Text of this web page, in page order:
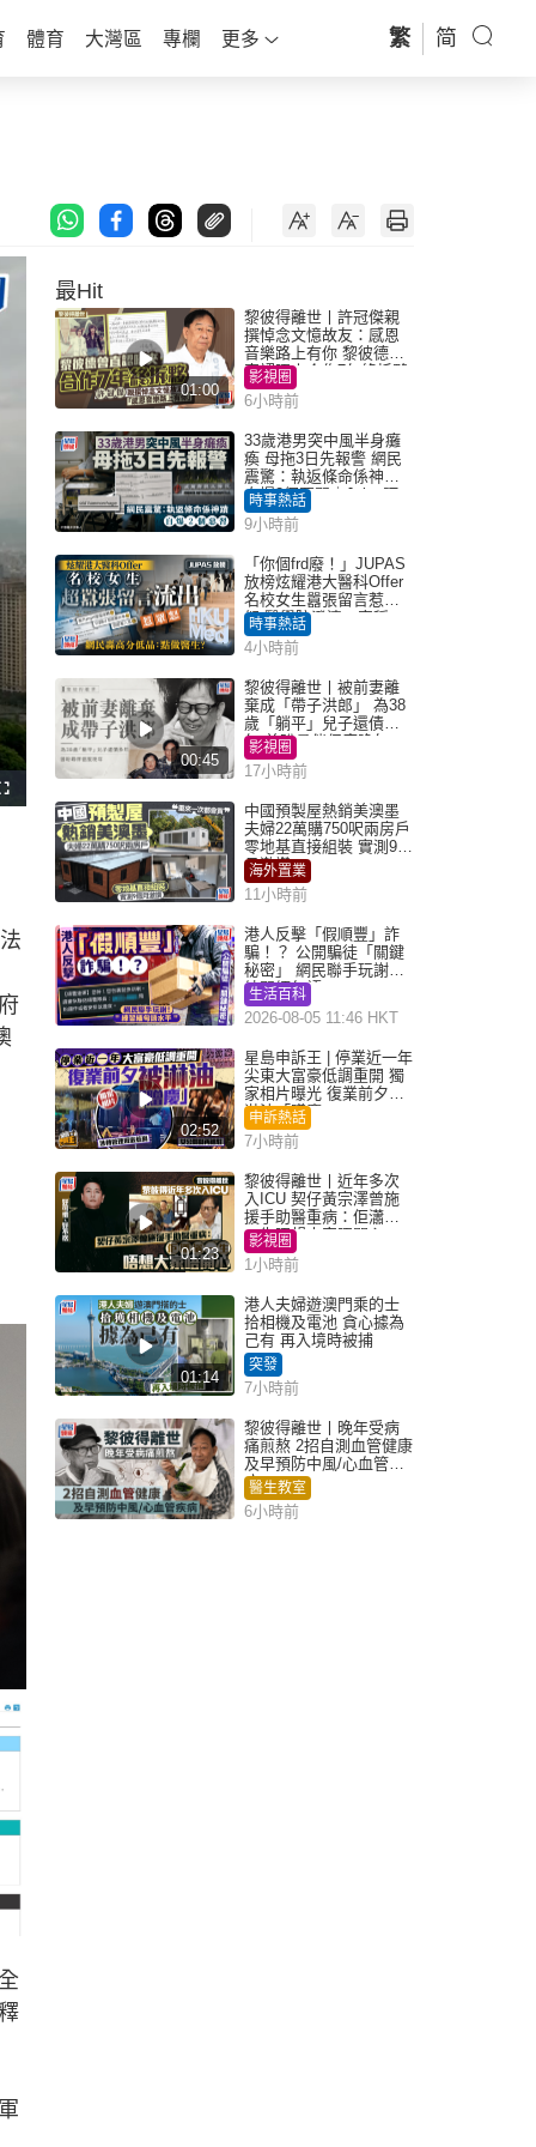
體育 大灣區 專欄 更多 繁 简
F
u
最Hit
01:00
黎彼得離世丨許冠傑親
撰悼念文憶故友：感恩
音樂路上有你 黎彼德曾
直認唔夾合作7年終拆夥
影視圈
6小時前
33歲港男突中風半身癱
瘓 母拖3日先報警 網民
震驚：執返條命係神蹟
自爆2個惡習｜Juicy叮
時事熱話
9小時前
「你個frd廢！」JUPAS
放榜炫耀港大醫科Offer
名校女生囂張留言惹眾
怒 醫學院澄清：宣稱
「40.5分獲錄取」不符事
實｜Juicy叮
時事熱話
4小時前
00:45
黎彼得離世丨被前妻離
棄成「帶子洪郎」 為38
歲「躺平」兒子還債多
年 曾盼尋伴侶度晚年
影視圈
17小時前
中國預製屋熱銷美澳墨
夫婦22萬購750呎兩房戶
零地基直接組裝 實測9個
月激讚
海外置業
11小時前
港人反擊「假順豐」詐
騙！？ 公開騙徒「關鍵
秘密」 網民聯手玩謝：
練習緬甸語
生活百科
2026-08-05 11:46 HKT
02:52
星島申訴王 | 停業近一年
尖東大富豪低調重開 獨
家相片曝光 復業前夕被
淋油「贈慶」
申訴熱話
7小時前
01:23
黎彼得離世丨近年多次
入ICU 契仔黃宗澤曾施
援手助醫重病：佢瀟灑
一生唔想大家唔開心
影視圈
1小時前
01:14
港人夫婦遊澳門乘的士
拾相機及電池 貪心據為
己有 再入境時被捕
突發
7小時前
黎彼得離世丨晚年受病
痛煎熬 2招自測血管健康
及早預防中風/心血管疾
病
醫生教室
6小時前